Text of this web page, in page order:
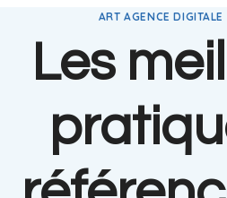
ART AGENCE
Les